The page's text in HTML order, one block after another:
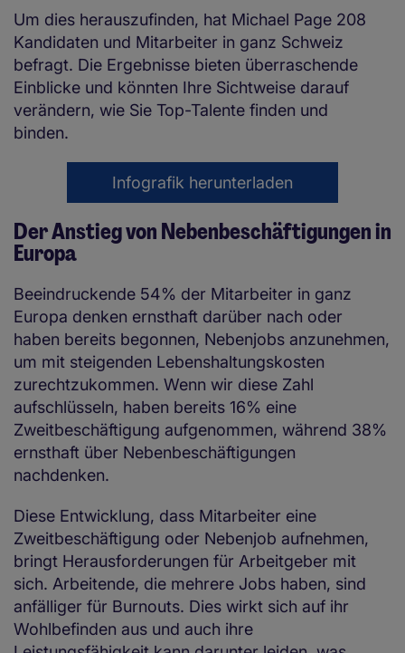
Um dies herauszufinden, hat Michael Page 208
Kandidaten und Mitarbeiter in ganz Schweiz
befragt. Die Ergebnisse bieten überraschende
Einblicke und könnten Ihre Sichtweise darauf
verändern, wie Sie Top-Talente finden und
binden.
Infografik herunterladen
Der Anstieg von Nebenbeschäftigungen in
Europa
Beeindruckende 54% der Mitarbeiter in ganz
Europa denken ernsthaft darüber nach oder
haben bereits begonnen, Nebenjobs anzunehmen,
um mit steigenden Lebenshaltungskosten
zurechtzukommen. Wenn wir diese Zahl
aufschlüsseln, haben bereits 16% eine
Zweitbeschäftigung aufgenommen, während 38%
ernsthaft über Nebenbeschäftigungen
nachdenken.
Diese Entwicklung, dass Mitarbeiter eine
Zweitbeschäftigung oder Nebenjob aufnehmen,
bringt Herausforderungen für Arbeitgeber mit
sich. Arbeitende, die mehrere Jobs haben, sind
anfälliger für Burnouts. Dies wirkt sich auf ihr
Wohlbefinden aus und auch ihre